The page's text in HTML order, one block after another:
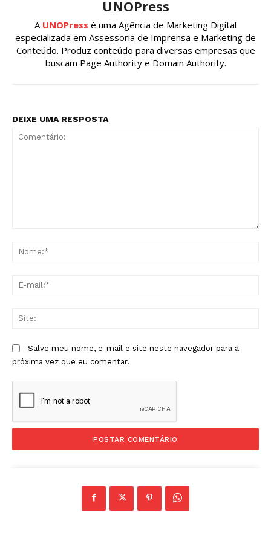
UNOPress
A UNOPress é uma Agência de Marketing Digital
especializada em Assessoria de Imprensa e Marketing de
Conteúdo. Produz conteúdo para diversas empresas que
buscam Page Authority e Domain Authority.
DEIXE UMA RESPOSTA
Salve meu nome, e-mail e site neste navegador para a
próxima vez que eu comentar.